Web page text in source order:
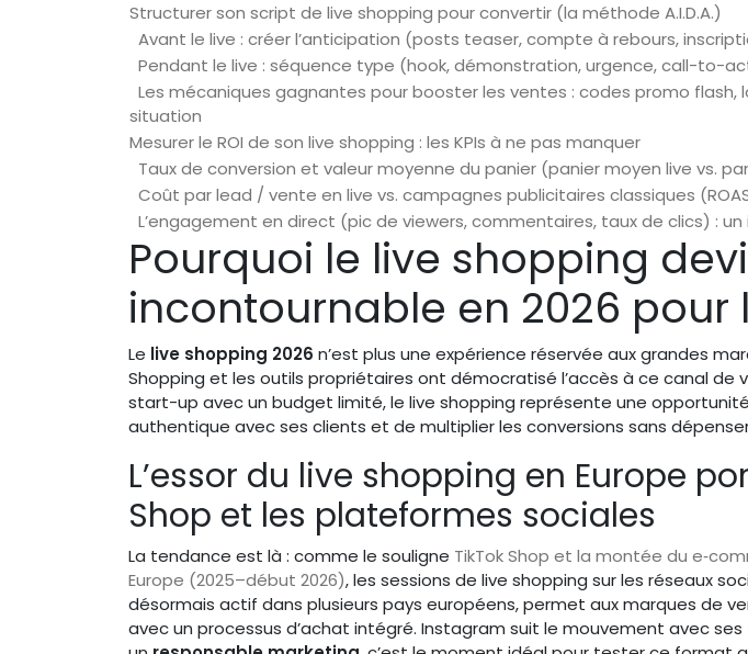
Structurer son script de live shopping pour convertir (la méthode A.I.D.A.)
Avant le live : créer l’anticipation (posts teaser, compte à rebours,
Pendant le live : séquence type (hook, démonstration, urgence, call-to-
Les mécaniques gagnantes pour booster les ventes : codes promo flash,
situation
Mesurer le ROI de son live shopping : les KPIs à ne pas manquer
Taux de conversion et valeur moyenne du panier (panier moyen live vs.
Coût par lead / vente en live vs. campagnes publicitaires classiques
L’engagement en direct (pic de viewers, commentaires, taux de clics) :
Pourquoi le live shopping
incontournable en 2026 pour
Le live shopping 2026 n’est plus une expérience réservée aux grandes
Shopping et les outils propriétaires ont démocratisé l’accès à ce canal de
start-up avec un budget limité, le live shopping représente une
authentique avec ses clients et de multiplier les conversions sans
L’essor du live shopping en Europe
Shop et les plateformes sociales
La tendance est là : comme le souligne TikTok Shop et la montée du
Europe (2025–début 2026), les sessions de live shopping sur les réseaux
désormais actif dans plusieurs pays européens, permet aux marques de
avec un processus d’achat intégré. Instagram suit le mouvement avec